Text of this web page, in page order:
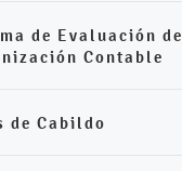
de Evaluación de
Contable
de Cabildo